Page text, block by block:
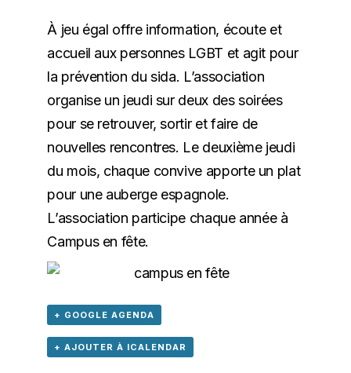
À jeu égal offre information, écoute et
accueil aux personnes LGBT et agit pour
la prévention du sida. L’association
organise un jeudi sur deux des soirées
pour se retrouver, sortir et faire de
nouvelles rencontres. Le deuxième jeudi
du mois, chaque convive apporte un plat
pour une auberge espagnole.
L’association participe chaque année à
Campus en fête.
+ GOOGLE AGENDA
+ AJOUTER À ICALENDAR